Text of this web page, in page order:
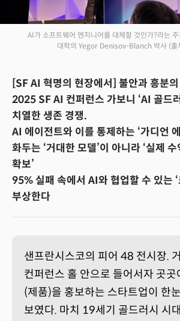
AI가 소프트웨어 엔지니어를 대체할 것인가?라는
대학의 Yegor Denisov-Blanch 박사 (출
[SF AI 혁명의 현장에서] 불안과 흥분
2025 SF AI 컨퍼런스 가보니 ‘AI 골드
치열한 생존 경쟁.
AI 에이전트와 이를 통제하는 ‘가디언
화두는 ‘거대한 모델’이 아니라 ‘실제 수
확보’
95% 실패 속에서 AI와 협업할 수 있는
부상한다
샌프란시스코의 피어 48 전시장.
컨퍼런스 홀 안으로 들어서자 곳곳
(제품)을 홍보하는 스타트업이 한
보였다. 마치 19세기 골드러시 시